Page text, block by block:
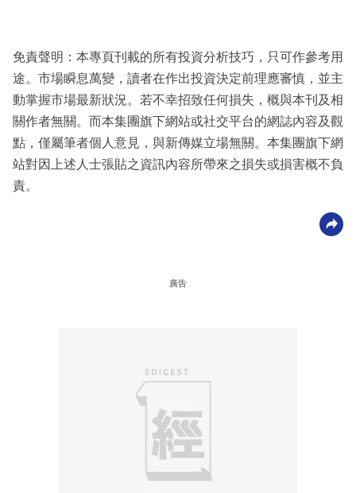
免責聲明：本專頁刊載的所有投資分析技巧，只可作參考用
途。市場瞬息萬變，讀者在作出投資決定前理應審慎，並主
動掌握市場最新狀況。若不幸招致任何損失，概與本刊及相
關作者無關。而本集團旗下網站或社交平台的網誌內容及觀
點，僅屬筆者個人意見，與新傳媒立場無關。本集團旗下網
站對因上述人士張貼之資訊內容所帶來之損失或損害概不負
責。
廣告